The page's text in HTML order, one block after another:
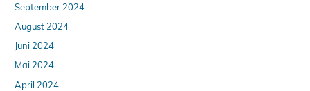
September 2024
August 2024
Juni 2024
Mai 2024
April 2024